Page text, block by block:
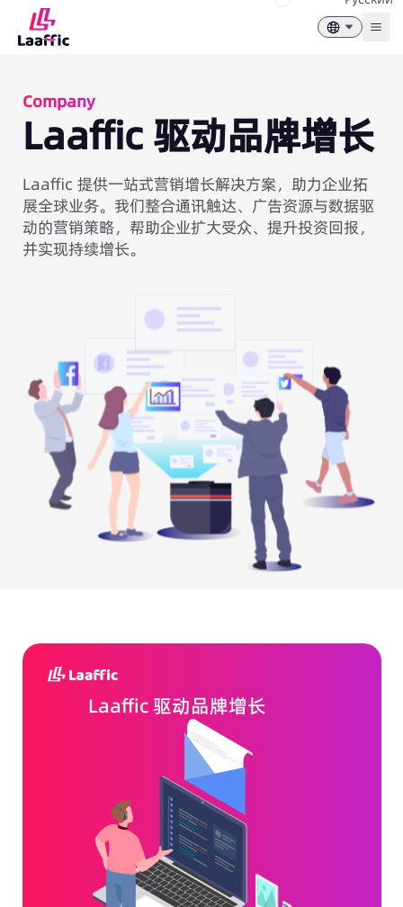
Company
Laaffic 驱动品牌增长
Laaffic 提供一站式营销增长解决方案，助力企业拓
展全球业务。我们整合通讯触达、广告资源与数据驱
动的营销策略，帮助企业扩大受众、提升投资回报，
并实现持续增长。
Laaffic 驱动品牌增长